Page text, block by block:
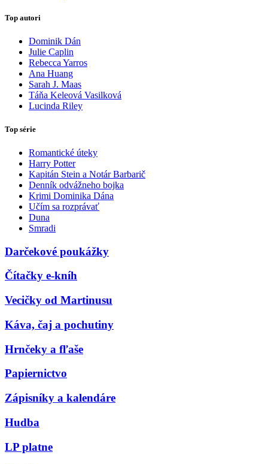
Top autori
Dominik Dán
Julie Caplin
Rebecca Yarros
Ana Huang
Sarah J. Maas
Táňa Keleová Vasilková
Lucinda Riley
Top série
Romantické úteky
Harry Potter
Kapitán Stein a Notár Barbarič
Denník odvážneho bojka
Krimi Dominika Dána
Učím sa rozprávať
Duna
Smradi
Darčekové poukážky
Čítačky e-kníh
Vecičky od Martinusu
Káva, čaj a pochutiny
Hrnčeky a fľaše
Papiernictvo
Zápisníky a kalendáre
Hudba
LP platne